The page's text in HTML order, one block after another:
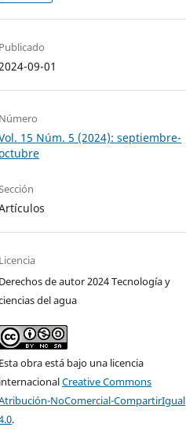
Publicado
09-01
Número
15 Núm. 5 (2024): septiembre-
Licencia
Derechos de autor 2024 Tecnología y
del agua
Esta obra está bajo una licencia
internacionalCreative Commons
NoComercial-CompartirIgual
.